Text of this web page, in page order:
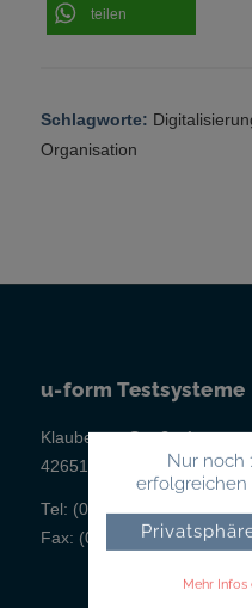
teilen
Schlagworte:
Organisation
u-form Testsysteme
Klauberger Straße 1
42651 Solingen
Tel: (02 12) 260 498-0
Fax: (02 12) 260 498-43
Nur noch
erfolgreichen
Mehr